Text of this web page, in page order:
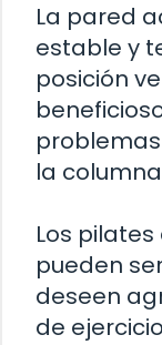
La pared
estable y
posición
la
Los
pueden
deseen
de